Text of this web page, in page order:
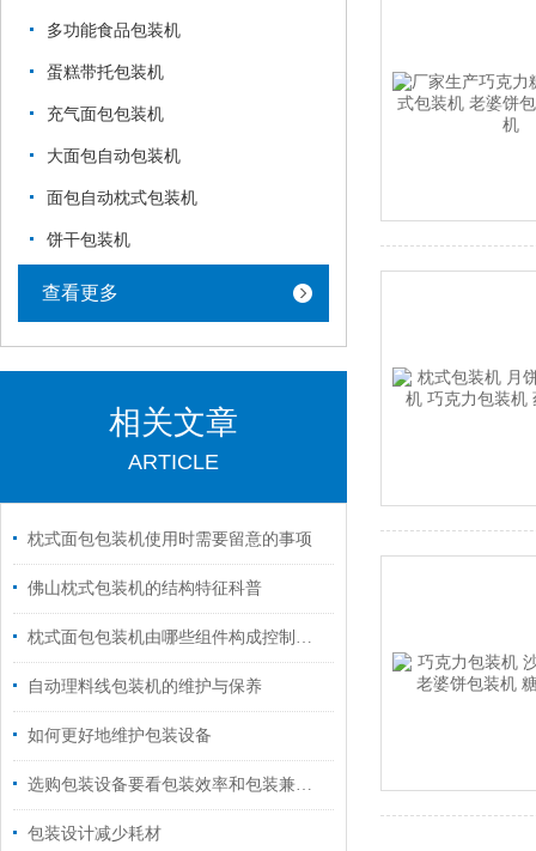
多功能食品包装机
蛋糕带托包装机
充气面包包装机
大面包自动包装机
面包自动枕式包装机
饼干包装机
查看更多
相关文章
ARTICLE
枕式面包包装机使用时需要留意的事项
佛山枕式包装机的结构特征科普
枕式面包包装机由哪些组件构成控制与驱动核心
自动理料线包装机的维护与保养
如何更好地维护包装设备
选购包装设备要看包装效率和包装兼容性
包装设计减少耗材